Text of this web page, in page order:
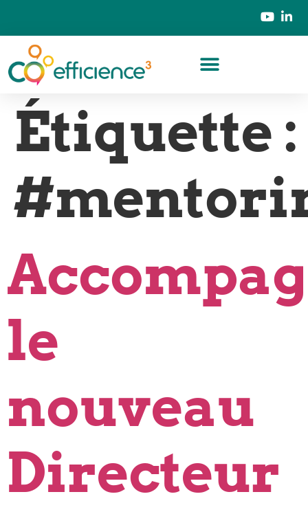
Étiquette :
le
nouveau
Directeur